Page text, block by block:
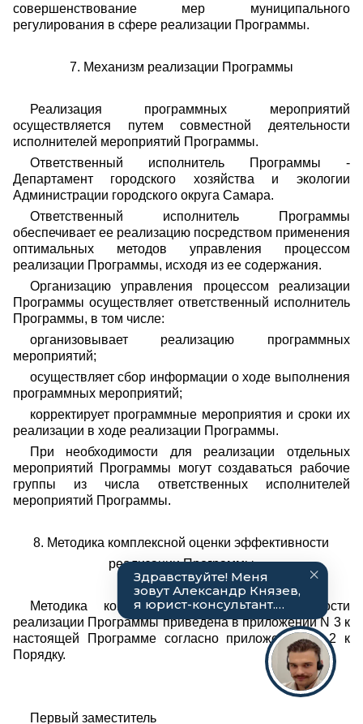
совершенствование мер муниципального
регулирования в сфере реализации Программы.
7. Механизм реализации Программы
Реализация программных мероприятий
осуществляется путем совместной деятельности
исполнителей мероприятий Программы.
Ответственный исполнитель Программы -
Департамент городского хозяйства и экологии
Администрации городского округа Самара.
Ответственный исполнитель Программы
обеспечивает ее реализацию посредством применения
оптимальных методов управления процессом
реализации Программы, исходя из ее содержания.
Организацию управления процессом реализации
Программы осуществляет ответственный исполнитель
Программы, в том числе:
организовывает реализацию программных
мероприятий;
осуществляет сбор информации о ходе выполнения
программных мероприятий;
корректирует программные мероприятия и сроки их
реализации в ходе реализации Программы.
При необходимости для реализации отдельных
мероприятий Программы могут создаваться рабочие
группы из числа ответственных исполнителей
мероприятий Программы.
8. Методика комплексной оценки эффективности
реализации Программы
Методика комплексной оценки эффективности
реализации Программы приведена в приложении N 3 к
настоящей Программе согласно приложению N 2 к
Порядку.
Первый заместитель